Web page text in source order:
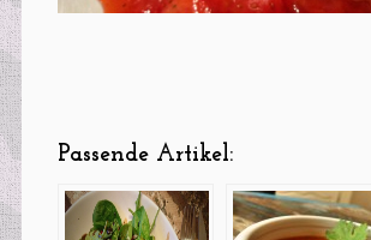
Passende Artikel: